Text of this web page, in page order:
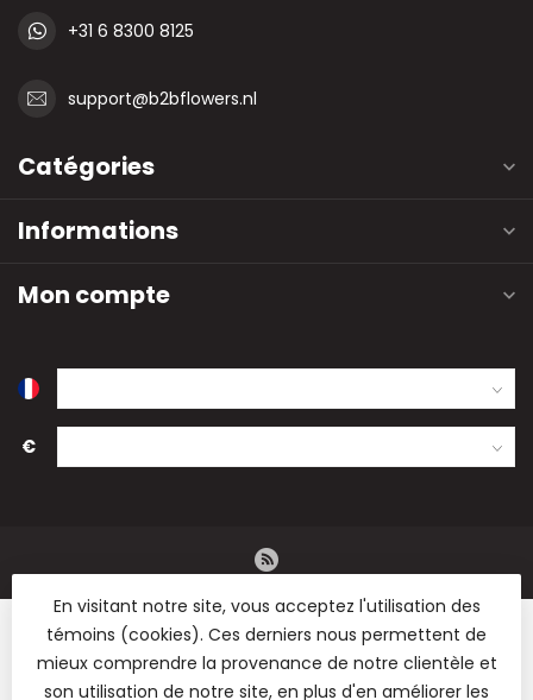
+31 6 8300 8125
support@b2bflowers.nl
Catégories
Informations
Mon compte
€
En visitant notre site, vous acceptez l'utilisation des
témoins (cookies). Ces derniers nous permettent de
mieux comprendre la provenance de notre clientèle et
son utilisation de notre site, en plus d'en améliorer les